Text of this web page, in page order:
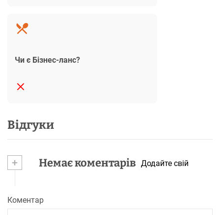
Чи є Бізнес-ланс?
Відгуки
+ Немає коментарів Додайте свій
Коментар